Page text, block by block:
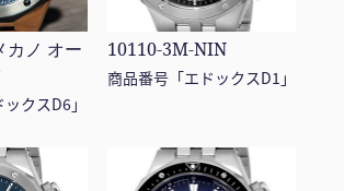
カノ オー
クスD6」
10110-3M-NIN
商品番号「エドックスD1」